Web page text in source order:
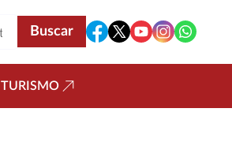
TURISMO